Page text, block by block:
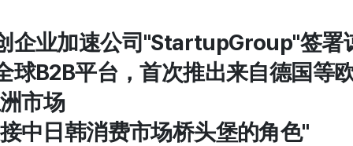
企业加速公司"StartupGroup"签署
球B2B平台，首次推出来自德国等
市场
中日韩消费市场桥头堡的角色"